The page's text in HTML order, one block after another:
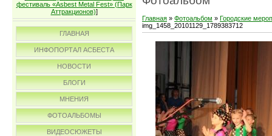
фестиваль «Asbest Metal Fest» (Парк
Аттракционов)]
ГЛАВНАЯ
ИНФОПОРТАЛ АСБЕСТА
НОВОСТИ
БЛОГИ
МНЕНИЯ
ФОТОАЛЬБОМЫ
ВИДЕОСЮЖЕТЫ
Главная » Фотоальбом » Городские
img_1458_20101129_1789383712